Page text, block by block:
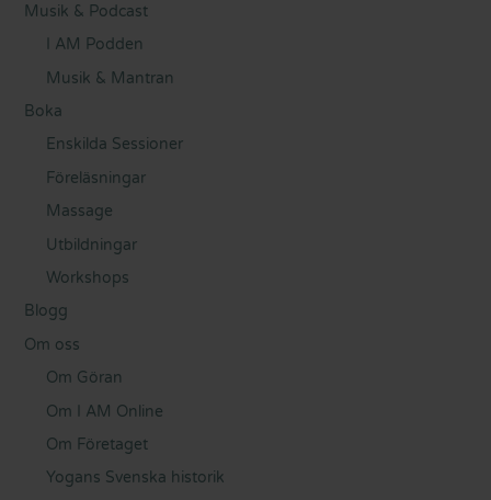
Musik & Podcast
I AM Podden
Musik & Mantran
Boka
Enskilda Sessioner
Föreläsningar
Massage
Utbildningar
Workshops
Blogg
Om oss
Om Göran
Om I AM Online
Om Företaget
Yogans Svenska historik